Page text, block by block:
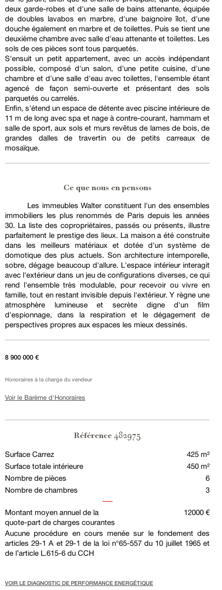
deux garde-robes et d'une salle de bains attenante, équipée
de doubles lavabos en marbre, d'une baignoire îlot, d'une
douche également en marbre et de toilettes. Puis se tient une
deuxième chambre avec salle d'eau attenante et toilettes. Les
sols de ces pièces sont tous parquetés.
S'ensuit un petit appartement, avec un accès indépendant
possible, composé d'un salon, d'une petite cuisine, d'une
chambre et d'une salle d'eau avec toilettes, l'ensemble étant
agencé de façon semi-ouverte et présentant des sols
parquetés ou carrelés.
Enfin, s'étend un espace de détente avec piscine intérieure de
11 m de long avec spa et nage à contre-courant, hammam et
salle de sport, aux sols et murs revêtus de lames de bois, de
grandes dalles de travertin ou de petits carreaux de
mosaïque.
Ce que nous en pensons
Les immeubles Walter constituent l'un des ensembles
immobiliers les plus renommés de Paris depuis les années
30. La liste des copropriétaires, passés ou présents, illustre
parfaitement le prestige des lieux. La maison a été construite
dans les meilleurs matériaux et dotée d'un système de
domotique des plus actuels. Son architecture intemporelle,
sobre, dégage beaucoup d'allure. L'espace intérieur interagit
avec l'extérieur dans un jeu de configurations diverses, ce qui
rend l'ensemble très modulable, pour recevoir ou vivre en
famille, tout en restant invisible depuis l'extérieur. Y règne une
atmosphère lumineuse et secrète digne d'un film
d'espionnage, dans la respiration et le dégagement de
perspectives propres aux espaces les mieux dessinés.
8 900 000 €
Honoraires à la charge du vendeur
Voir le Barème d'Honoraires
Référence 482975
Surface Carrez
425 m²
Surface totale intérieure
450 m²
Nombre de pièces
6
Nombre de chambres
3
Montant moyen annuel de la
quote-part de charges courantes
12000 €
Aucune procédure en cours menée sur le fondement des
articles 29-1 A et 29-1 de la loi n°65-557 du 10 juillet 1965 et
de l’article L.615-6 du CCH
VOIR LE DIAGNOSTIC DE PERFORMANCE ENERGÉTIQUE